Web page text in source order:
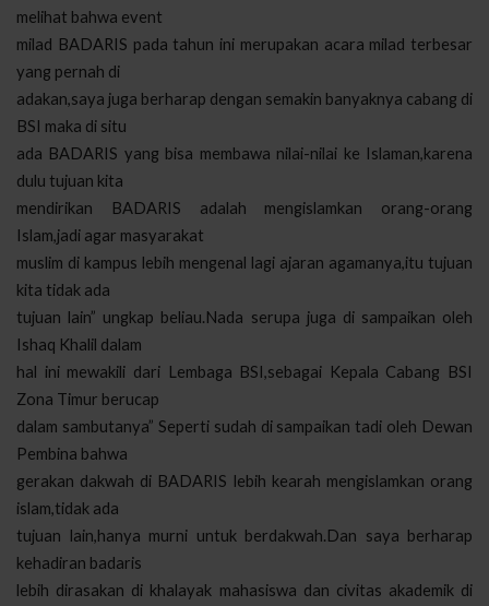
melihat bahwa event
milad BADARIS pada tahun ini merupakan acara milad terbesar
yang pernah di
adakan,saya juga berharap dengan semakin banyaknya cabang di
BSI maka di situ
ada BADARIS yang bisa membawa nilai-nilai ke Islaman,karena
dulu tujuan kita
mendirikan BADARIS adalah mengislamkan orang-orang
Islam,jadi agar masyarakat
muslim di kampus lebih mengenal lagi ajaran agamanya,itu tujuan
kita tidak ada
tujuan lain” ungkap beliau.Nada serupa juga di sampaikan oleh
Ishaq Khalil dalam
hal ini mewakili dari Lembaga BSI,sebagai Kepala Cabang BSI
Zona Timur berucap
dalam sambutanya” Seperti sudah di sampaikan tadi oleh Dewan
Pembina bahwa
gerakan dakwah di BADARIS lebih kearah mengislamkan orang
islam,tidak ada
tujuan lain,hanya murni untuk berdakwah.Dan saya berharap
kehadiran badaris
lebih dirasakan di khalayak mahasiswa dan civitas akademik di